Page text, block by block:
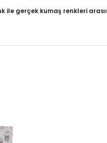
ile gerçek kumaş renkleri